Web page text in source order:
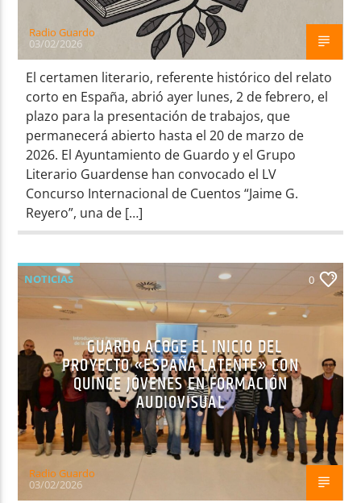
Radio Guardo
03/02/2026
El certamen literario, referente histórico del relato
corto en España, abrió ayer lunes, 2 de febrero, el
plazo para la presentación de trabajos, que
permanecerá abierto hasta el 20 de marzo de
2026. El Ayuntamiento de Guardo y el Grupo
Literario Guardense han convocado el LV
Concurso Internacional de Cuentos “Jaime G.
Reyero”, una de […]
NOTICIAS 0
GUARDO ACOGE EL INICIO DEL
PROYECTO «ESPAÑA LATENTE» CON
QUINCE JÓVENES EN FORMACIÓN
AUDIOVISUAL
Radio Guardo
03/02/2026